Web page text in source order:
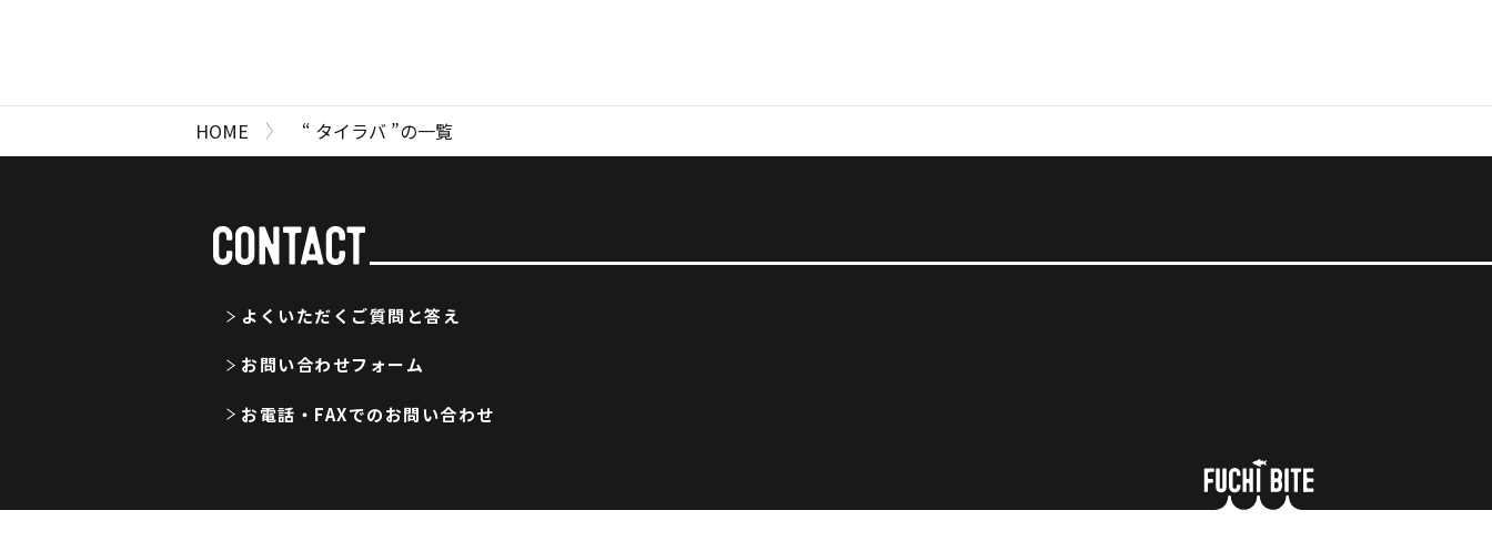
HOME “ タイラバ ”の一覧
よくいただくご質問と答え
お問い合わせフォーム
お電話・FAXでのお問い合わせ